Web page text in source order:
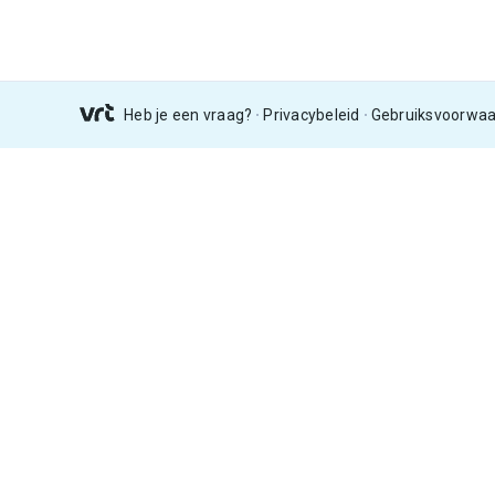
Heb je een vraag? Privacybeleid